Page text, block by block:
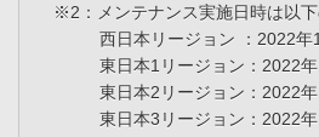
※2：メンテナンス実施日時は以下
西日本リージョン ：2022年12
東日本1リージョン：2022年
東日本2リージョン：2022年
東日本3リージョン：2022年